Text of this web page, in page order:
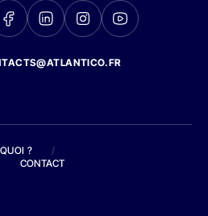
?
/
CONTACT